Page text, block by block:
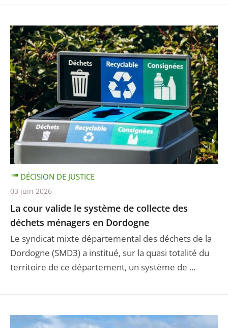
La cour valide le système de collecte des
déchets ménagers en Dordogne
Le syndicat mixte départemental des déchets de la
Dordogne (SMD3) a institué, sur la quasi totalité du
territoire de ce département, un système de ...
DÉCISION DE JUSTICE
03 juin 2026